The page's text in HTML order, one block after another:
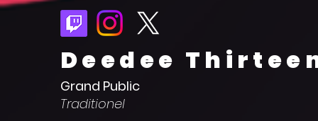
Deedee
Grand Public
Traditionel